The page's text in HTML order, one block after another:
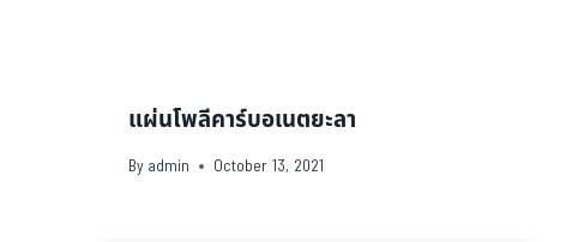
แผ่นโพลีคาร์บอเนตยะลา
By admin October 13, 2021